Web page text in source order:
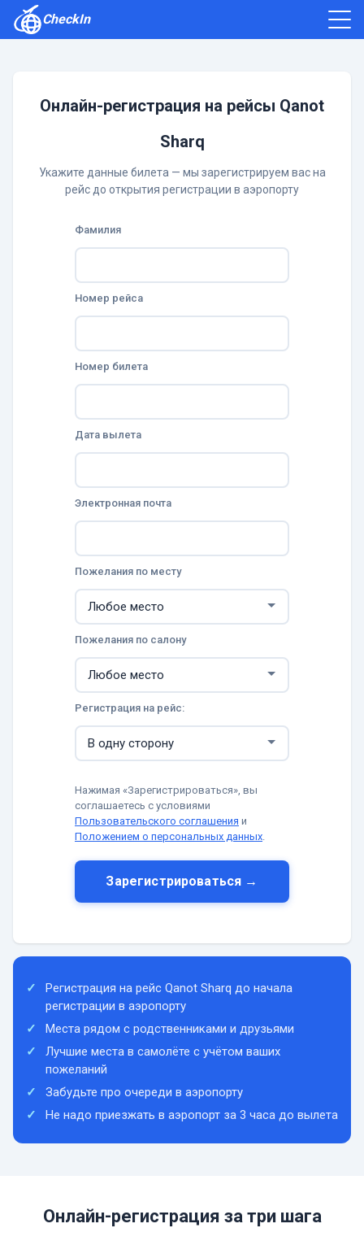
CheckIn
Онлайн-регистрация на рейсы Qanot
Sharq
Укажите данные билета — мы зарегистрируем вас на
рейс до открытия регистрации в аэропорту
Фамилия
Номер рейса
Номер билета
Дата вылета
Электронная почта
Пожелания по месту
Пожелания по салону
Регистрация на рейс:
Нажимая «Зарегистрироваться», вы
соглашаетесь с условиями
Пользовательского соглашения и
Положением о персональных данных.
Зарегистрироваться →
Регистрация на рейс Qanot Sharq до начала
регистрации в аэропорту
Места рядом с родственниками и друзьями
Лучшие места в самолёте с учётом ваших
пожеланий
Забудьте про очереди в аэропорту
Не надо приезжать в аэропорт за 3 часа до вылета
Онлайн-регистрация за три шага